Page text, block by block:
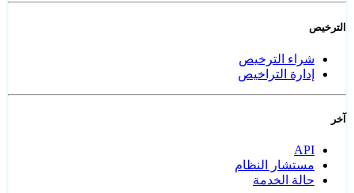
الترخيص
شراء الترخيص
إدارة التراخيص
آخر
API
مستشار النظام
حالة الخدمة